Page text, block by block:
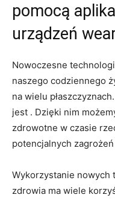
pomocą‍
urządzeń
Nowoczesne
naszego codziennego
na wielu
jest .​ Dzięki nim
zdrowotne w czasie‌
potencjalnych
Wykorzystanie‌ nowych
zdrowia ma wiele